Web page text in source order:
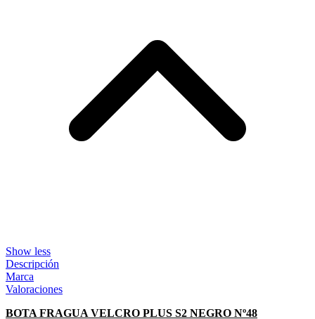
Show less
Descripción
Marca
Valoraciones
BOTA FRAGUA VELCRO PLUS S2 NEGRO Nº48